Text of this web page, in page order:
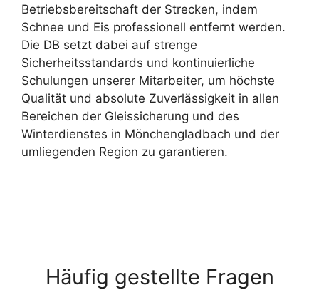
Betriebsbereitschaft der Strecken, indem
Schnee und Eis professionell entfernt werden.
Die DB setzt dabei auf strenge
Sicherheitsstandards und kontinuierliche
Schulungen unserer Mitarbeiter, um höchste
Qualität und absolute Zuverlässigkeit in allen
Bereichen der Gleissicherung und des
Winterdienstes in Mönchengladbach und der
umliegenden Region zu garantieren.
Häufig gestellte Fragen